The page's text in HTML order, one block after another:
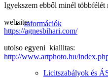
Információk
Licitszabályok és
Igyekszem ebből minél többfélét
website:
https://agnesbihari.com/
utolso egyeni kiallitas:
http://www.artphoto.hu/